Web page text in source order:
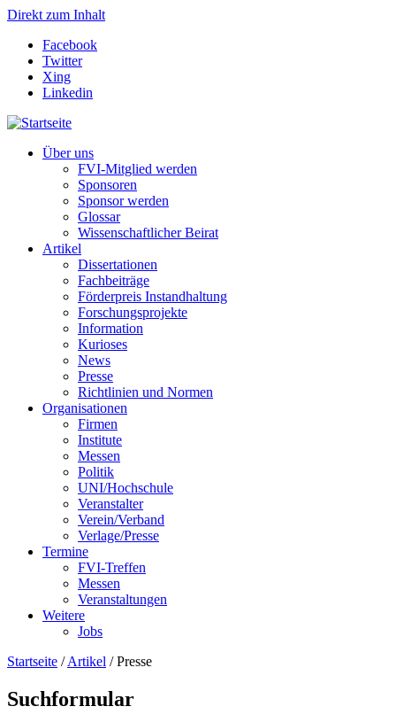
Direkt zum Inhalt
Facebook
Twitter
Xing
Linkedin
Über uns
FVI-Mitglied werden
Sponsoren
Sponsor werden
Glossar
Wissenschaftlicher Beirat
Artikel
Dissertationen
Fachbeiträge
Förderpreis Instandhaltung
Forschungsprojekte
Information
Kurioses
News
Presse
Richtlinien und Normen
Organisationen
Firmen
Institute
Messen
Politik
UNI/Hochschule
Veranstalter
Verein/Verband
Verlage/Presse
Termine
FVI-Treffen
Messen
Veranstaltungen
Weitere
Jobs
Startseite /Artikel /Presse
Suchformular